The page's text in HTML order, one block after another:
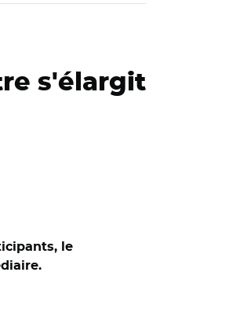
s'élargit
le